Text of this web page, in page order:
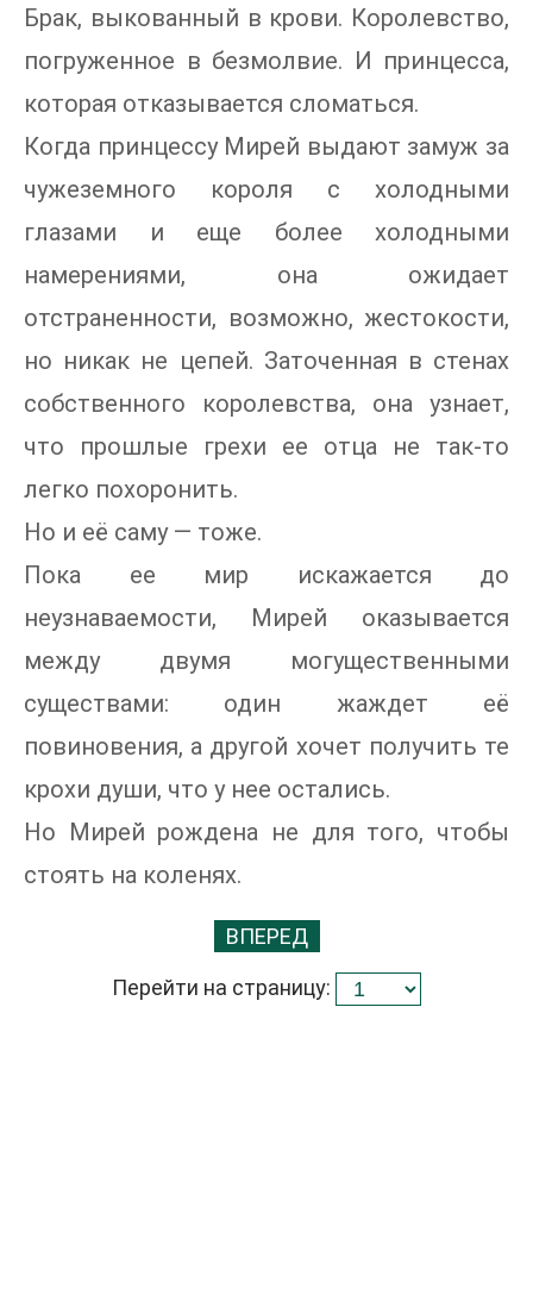
Брак, выкованный в крови. Королевство,
погруженное в безмолвие. И принцесса,
которая отказывается сломаться.
Когда принцессу Мирей выдают замуж за
чужеземного короля с холодными
глазами и еще более холодными
намерениями, она ожидает
отстраненности, возможно, жестокости,
но никак не цепей. Заточенная в стенах
собственного королевства, она узнает,
что прошлые грехи ее отца не так-то
легко похоронить.
Но и её саму — тоже.
Пока ее мир искажается до
неузнаваемости, Мирей оказывается
между двумя могущественными
существами: один жаждет её
повиновения, а другой хочет получить те
крохи души, что у нее остались.
Но Мирей рождена не для того, чтобы
стоять на коленях.
ВПЕРЕД
Перейти на страницу: